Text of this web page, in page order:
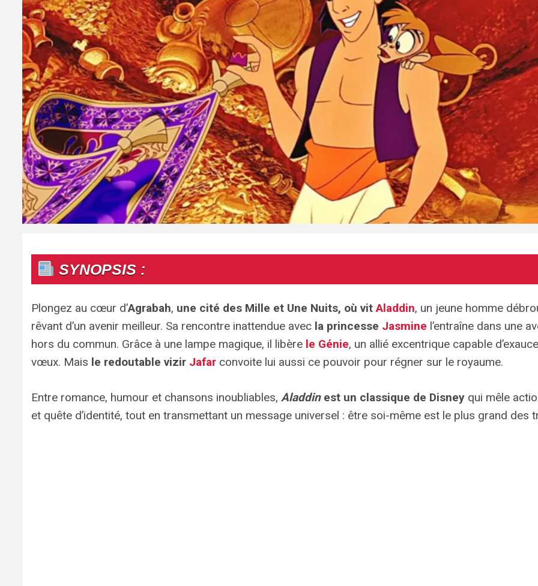
SYNOPSIS :
Plongez au cœur d’Agrabah, une cité des Mille et Une Nuits, où vitAladdin, un jeune homme
rêvant d’un avenir meilleur. Sa rencontre inattendue avec la princesse Jasmine l’entraîne dans une
hors du commun. Grâce à une lampe magique, il libère le Génie, un allié excentrique capable
vœux. Mais le redoutable vizir Jafar convoite lui aussi ce pouvoir pour régner sur le royaume.
Entre romance, humour et chansons inoubliables, Aladdinest un classique de Disney qui mêle
et quête d’identité, tout en transmettant un message universel : être soi-même est le plus grand des